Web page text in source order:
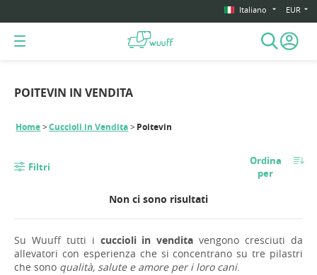
Italiano EUR
POITEVIN IN VENDITA
Home Cuccioli in Vendita Poitevin
Filtri
Ordina
per
Non ci sono risultati
Su Wuuff tutti i cuccioli in vendita vengono cresciuti da
allevatori con esperienza che si concentrano su tre pilastri
che sono qualità, salute e amore per i loro cani.